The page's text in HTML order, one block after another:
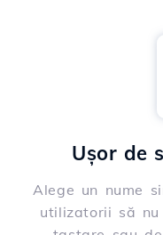
Ușor de
Alege un nume
utilizatorii să